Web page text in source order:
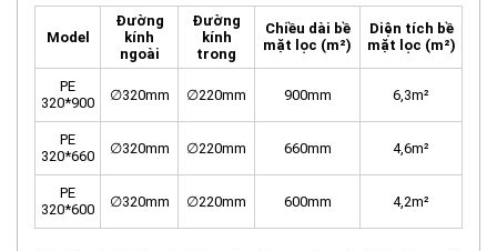
Model
Đường
kính
ngoài
Đường
kính
trong
Chiều dài bề
mặt lọc (m²)
Diện tích bề
mặt lọc (m²)
PE
320*900
∅320mm ∅220mm 900mm 6,3m²
PE
320*660
∅320mm ∅220mm 660mm 4,6m²
PE
320*600
∅320mm ∅220mm 600mm 4,2m²